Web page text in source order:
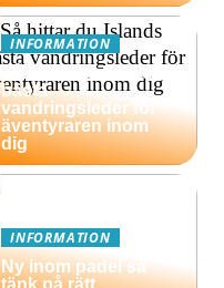
INFORMATION
Så hittar du Islands
bästa
vandringsleder för
äventyraren inom
dig
INFORMATION
Ny inom padel så